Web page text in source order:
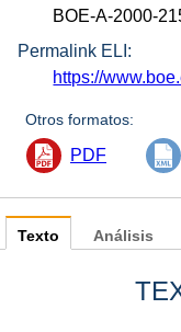
BOE-A-2000-
Permalink ELI:
https://
Otros formatos:
PDF
Texto Análisis